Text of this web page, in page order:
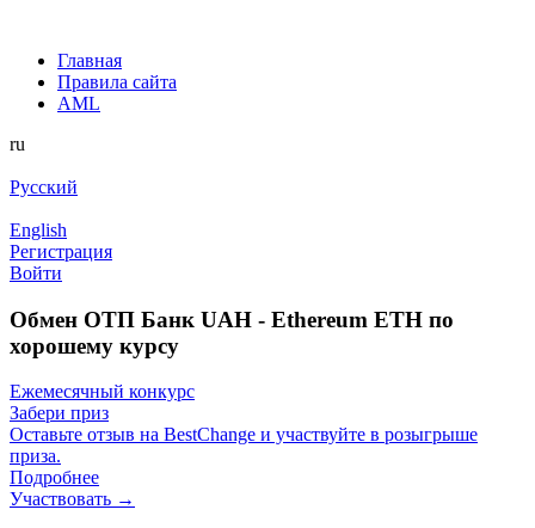
Главная
Правила сайта
AML
ru
Русский
English
Регистрация
Войти
Обмен ОТП Банк UAH - Ethereum ETH по
хорошему курсу
Ежемесячный конкурс
Забери приз
Оставьте отзыв на BestChange и участвуйте в розыгрыше
приза.
Подробнее
Участвовать →